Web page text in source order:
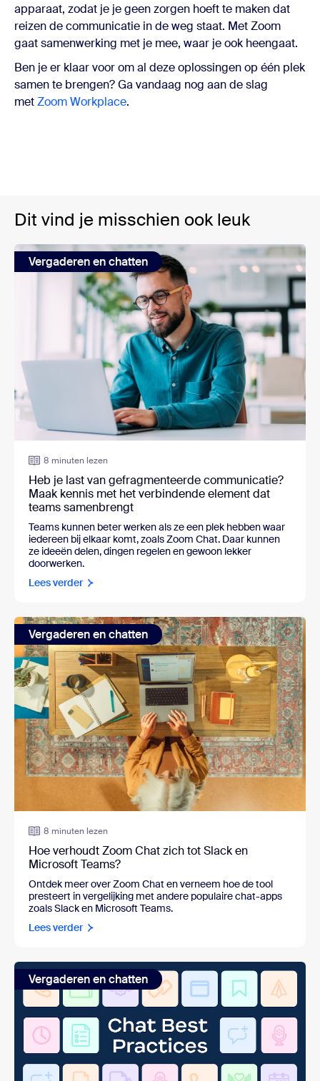
apparaat, zodat je je geen zorgen hoeft te maken dat
reizen de communicatie in de weg staat. Met Zoom
gaat samenwerking met je mee, waar je ook heengaat.
Ben je er klaar voor om al deze oplossingen op één plek
samen te brengen? Ga vandaag nog aan de slag
metZoom Workplace.
Dit vind je misschien ook leuk
Vergaderen en chatten
8 minuten lezen
Heb je last van gefragmenteerde communicatie?
Maak kennis met het verbindende element dat
teams samenbrengt
Teams kunnen beter werken als ze een plek hebben waar
iedereen bij elkaar komt, zoals Zoom Chat. Daar kunnen
ze ideeën delen, dingen regelen en gewoon lekker
doorwerken.
Lees verder
Vergaderen en chatten
8 minuten lezen
Hoe verhoudt Zoom Chat zich tot Slack en
Microsoft Teams?
Ontdek meer over Zoom Chat en verneem hoe de tool
presteert in vergelijking met andere populaire chat-apps
zoals Slack en Microsoft Teams.
Lees verder
Vergaderen en chatten